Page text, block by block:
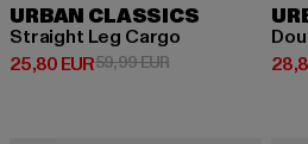
URBAN CLASSICS
Straight Leg Cargo
25,80 EUR
Derzeitiger Preis: 25,80 EUR
59,99 EURAktionspreis: